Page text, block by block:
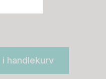
handlekurv